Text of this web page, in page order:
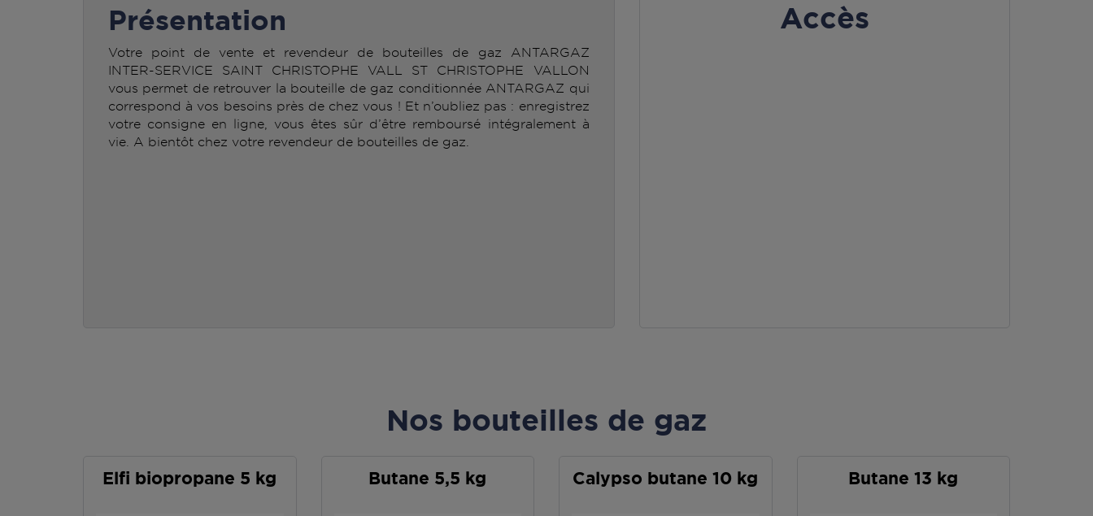
Accès
Présentation
Votre point de vente et revendeur de bouteilles de gaz ANTARGAZ
INTER-SERVICE SAINT CHRISTOPHE VALL ST CHRISTOPHE VALLON
vous permet de retrouver la bouteille de gaz conditionnée ANTARGAZ qui
correspond à vos besoins près de chez vous ! Et n’oubliez pas : enregistrez
votre consigne en ligne, vous êtes sûr d’être remboursé intégralement à
vie. A bientôt chez votre revendeur de bouteilles de gaz.
Nos bouteilles de gaz
Elfi biopropane 5 kg Butane 5,5 kg Calypso butane 10 kg Butane 13 kg